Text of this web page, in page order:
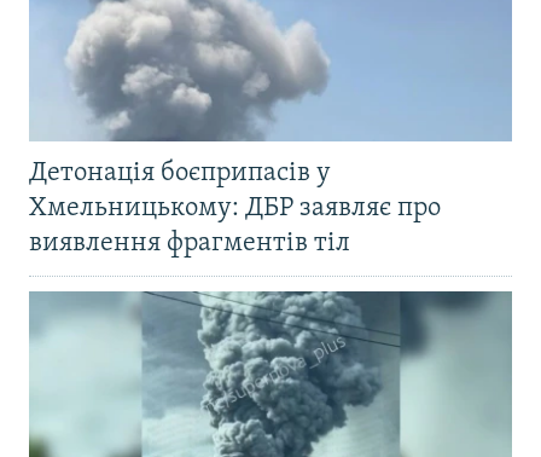
Детонація боєприпасів у
Хмельницькому: ДБР заявляє про
виявлення фрагментів тіл